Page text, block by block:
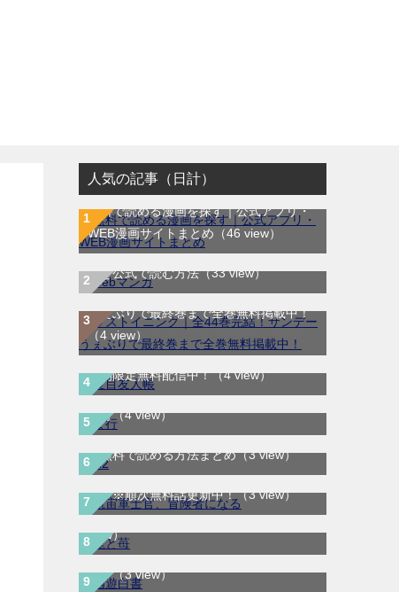
人気の記事（日計）
無料で読める漫画を探す｜公式アプリ・
WEB漫画サイトまとめ （46 view）
WEB漫画サイト一覧｜ブラウザで無料漫
画を公式で読む方法（33 view）
ラストイニング｜全44巻完結！サンデー
うぇぶりで最終巻まで全巻無料掲載中！
（4 view）
夏目友人帳｜最新刊30巻！マンガParkで
期間限定無料配信中！（4 view）
ま行（4 view）
H2はどこで読める？｜サンデーうぇぶり
で無料で読める方法まとめ（3 view）
航宙軍士官、冒険者になる｜最新刊第6
巻！第5巻まで無料で読めるマンガアプ
リ！※順次無料話更新中！（3 view）
龍と苺｜最新刊第4巻！全巻無料で読める
公式マンガアプリ＿サンデーうぇぶり（3
view）
幽遊白書｜全19巻が無料で読める公式マ
ンガアプリ！90年代を代表するバトル漫
画！（3 view）